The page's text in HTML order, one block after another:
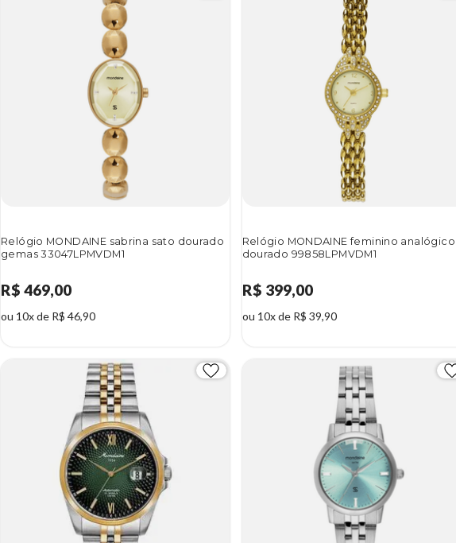
Relógio MONDAINE sabrina sato dourado
gemas 33047LPMVDM1
R$ 469,00
ou 10x de R$ 46,90
Relógio MONDAINE feminino analógico
dourado 99858LPMVDM1
R$ 399,00
ou 10x de R$ 39,90